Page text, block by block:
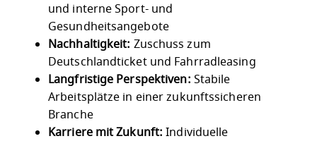
und interne Sport- und
Gesundheitsangebote
Nachhaltigkeit: Zuschuss zum
Deutschlandticket und Fahrradleasing
Langfristige Perspektiven: Stabile
Arbeitsplätze in einer zukunftssicheren
Branche
Karriere mit Zukunft: Individuelle